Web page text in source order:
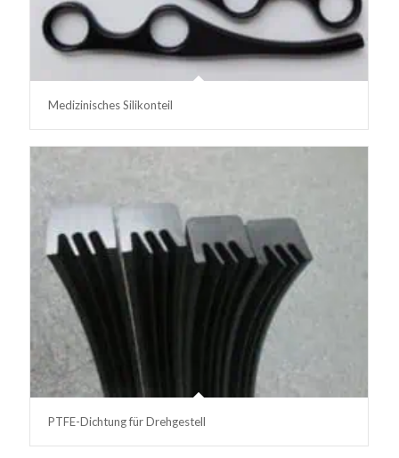
Medizinisches Silikonteil
PTFE-Dichtung für Drehgestell